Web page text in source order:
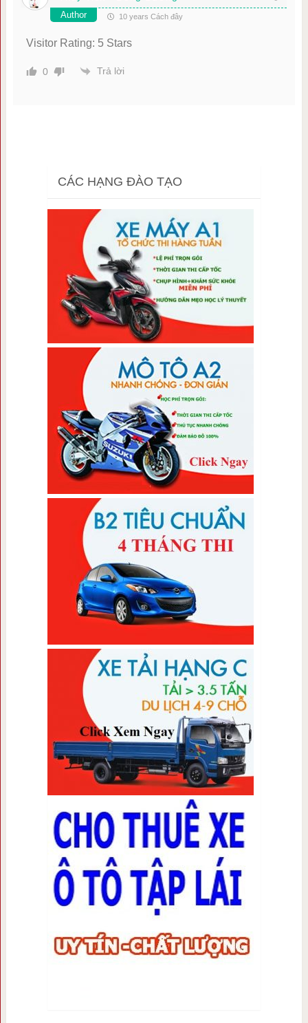
Author 10 years Cách đây
Visitor Rating: 5 Stars
0 Trả lời
CÁC HẠNG ĐÀO TẠO